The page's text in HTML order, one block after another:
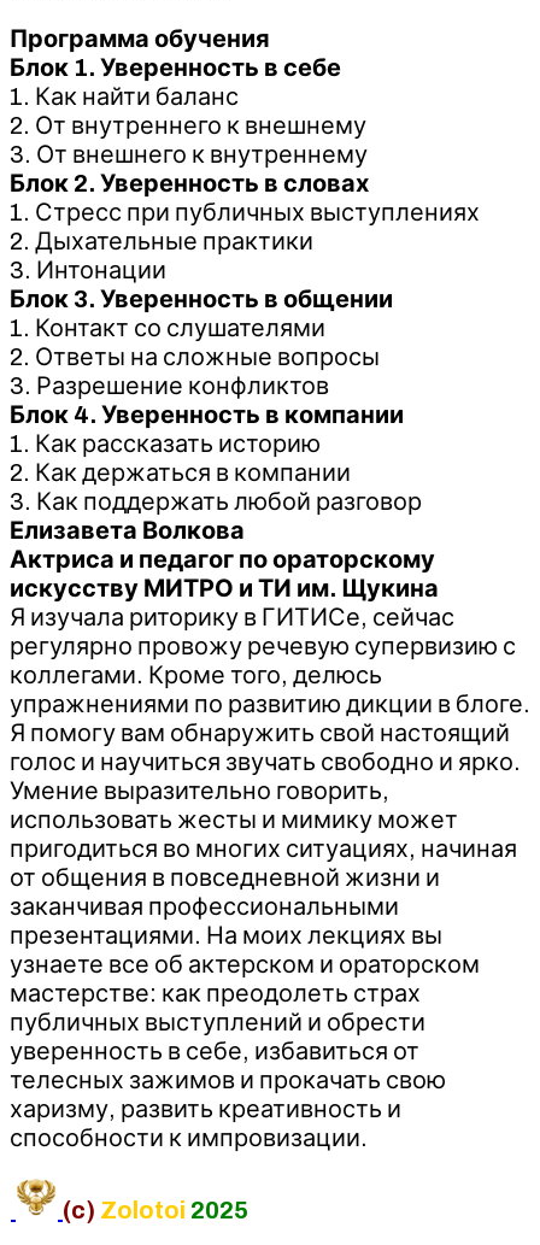
Программа обучения
Блок 1. Уверенность в себе
1. Как найти баланс
2. От внутреннего к внешнему
3. От внешнего к внутреннему
Блок 2. Уверенность в словах
1. Стресс при публичных выступлениях
2. Дыхательные практики
3. Интонации​
Блок 3. Уверенность в общении
1. Контакт со слушателями
2. Ответы на сложные вопросы
3. Разрешение конфликтов
Блок 4. Уверенность в компании
1. Как рассказать историю
2. Как держаться в компании
3. Как поддержать любой разговор​
Елизавета Волкова
Актриса и педагог по ораторскому
искусству МИТРО и ТИ им. Щукина
Я изучала риторику в ГИТИСе, сейчас
регулярно провожу речевую супервизию с
коллегами. Кроме того, делюсь
упражнениями по развитию дикции в блоге.
Я помогу вам обнаружить свой настоящий
голос и научиться звучать свободно и ярко.
Умение выразительно говорить,
использовать жесты и мимику может
пригодиться во многих ситуациях, начиная
от общения в повседневной жизни и
заканчивая профессиональными
презентациями. На моих лекциях вы
узнаете все об актерском и ораторском
мастерстве: как преодолеть страх
публичных выступлений и обрести
уверенность в себе, избавиться от
телесных зажимов и прокачать свою
харизму, развить креативность и
способности к импровизации.
(c) Zolotoi 2025